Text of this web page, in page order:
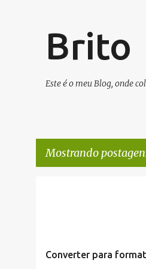
Brito
Este é o meu Blog, onde
Mostrando
Converter para